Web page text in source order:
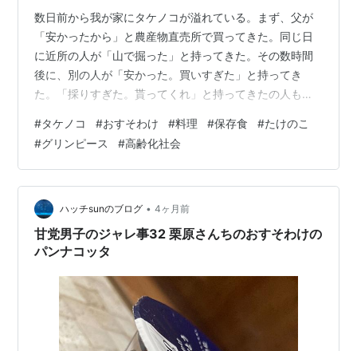
数日前から我が家にタケノコが溢れている。まず、父が
「安かったから」と農産物直売所で買ってきた。同じ日
に近所の人が「山で掘った」と持ってきた。その数時間
後に、別の人が「安かった。買いすぎた」と持ってき
た。「採りすぎた。貰ってくれ」と持ってきたの人もい
いていった。別に我が家に「タケノコ募集中」の看板を
掲げているわけではない。 単純に、我が家がタケノコの
最終処分場として適しているとみなされているのだと思
う。父の友人・近所の知人は、当然ながら父と歳が近
く、発想が似ていて、つまり同じ行動原理で動く。田舎
なので今の時期は山にタケノコが溢れ、無人販売所で
も…
#タケノコ #おすそわけ #料理 #保存食 #たけのこ
#グリンピース #高齢化社会
ハッチsunのブログ • 4ヶ月前
甘党男子のジャレ事32 栗原さんちのおすそわけの
パンナコッタ